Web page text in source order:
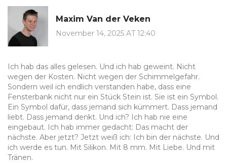
Maxim Van der Veken
November 14, 2025 AT 12:40
Ich hab das alles gelesen. Und ich hab geweint. Nicht
wegen der Kosten. Nicht wegen der Schimmelgefahr.
Sondern weil ich endlich verstanden habe, dass eine
Fensterbank nicht nur ein Stück Stein ist. Sie ist ein Symbol.
Ein Symbol dafür, dass jemand sich kümmert. Dass jemand
liebt. Dass jemand denkt. Und ich? Ich hab nie eine
eingebaut. Ich hab immer gedacht: Das macht der
nächste. Aber jetzt? Jetzt weiß ich: Ich bin der nächste. Und
ich werde es tun. Mit Silikon. Mit 8 mm. Mit Liebe. Und mit
Tränen.